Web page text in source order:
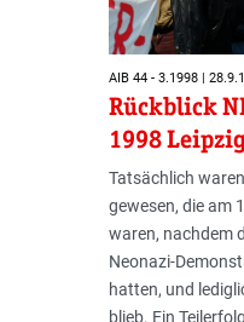
AIB 44 - 3.1998 |
Rückblick
1998 Leipzig
Tatsächlich
gewesen, die am
waren, nachdem
Neonazi-
hatten, und
blieb. Ein